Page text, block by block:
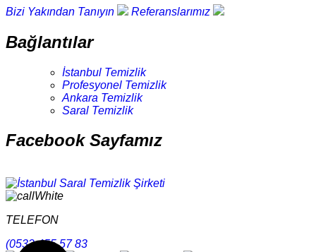
Bizi Yakından Tanıyın Referanslarımız
Bağlantılar
İstanbul Temizlik
Profesyonel Temizlik
Ankara Temizlik
Saral Temizlik
Facebook Sayfamız
TELEFON
(0532 455 57 83